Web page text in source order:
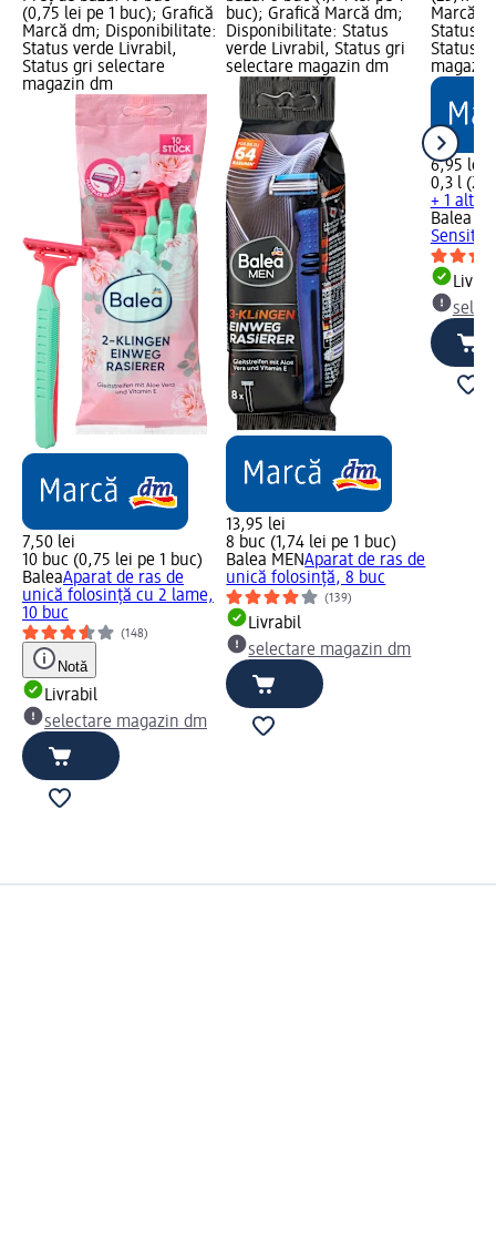
(0,75 lei pe 1 buc); Grafică
Marcă dm; Disponibilitate:
Status verde Livrabil,
Status gri selectare
magazin dm
7,50 lei
10 buc (0,75 lei pe 1 buc)
BaleaAparat de ras de
unică folosință cu 2 lame,
10 buc
(148)
Notă
Livrabil
selectare magazin dm
buc); Grafică Marcă dm;
Disponibilitate: Status
verde Livrabil, Status gri
selectare magazin dm
13,95 lei
8 buc (1,74 lei pe 1 buc)
Balea MENAparat de ras de
unică folosință, 8 buc
(139)
Livrabil
selectare magazin dm
Marcă
Status
Status
6,95 lei
0,3 l
+ 1 altă
Balea